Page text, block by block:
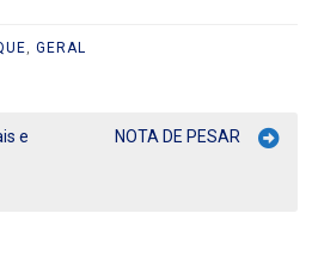
, GERAL
e
NOTA DE PESAR